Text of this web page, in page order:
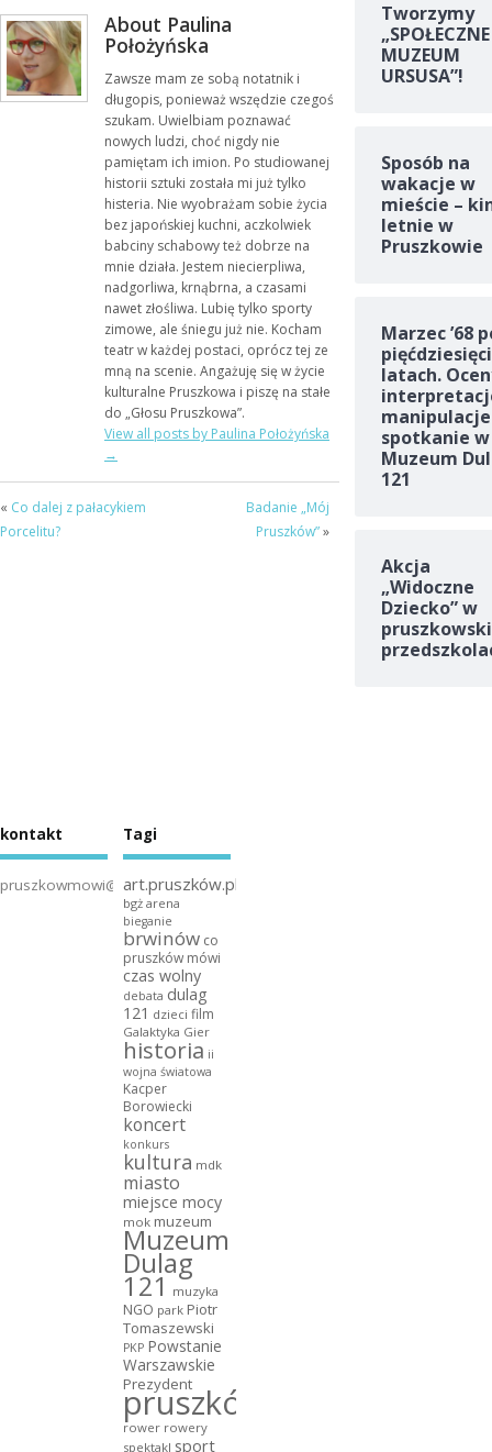
About Paulina
Położyńska
Zawsze mam ze sobą notatnik i
długopis, ponieważ wszędzie czegoś
szukam. Uwielbiam poznawać
nowych ludzi, choć nigdy nie
pamiętam ich imion. Po studiowanej
historii sztuki została mi już tylko
histeria. Nie wyobrażam sobie życia
bez japońskiej kuchni, aczkolwiek
babciny schabowy też dobrze na
mnie działa. Jestem niecierpliwa,
nadgorliwa, krnąbrna, a czasami
nawet złośliwa. Lubię tylko sporty
zimowe, ale śniegu już nie. Kocham
teatr w każdej postaci, oprócz tej ze
mną na scenie. Angażuję się w życie
kulturalne Pruszkowa i piszę na stałe
do „Głosu Pruszkowa”.
View all posts by Paulina Położyńska
→
« Co dalej z pałacykiem
Porcelitu?
Badanie „Mój
Pruszków”»
Tworzymy
„SPOŁECZNE
MUZEUM
URSUSA”!
Sposób na
wakacje w
mieście –
letnie w
Pruszkowie
Marzec ’68
latach.
spotkanie w
Muzeum
121
Akcja
„Widoczne
Dziecko” w
kontakt
pruszkowmowi@gmail.com
Tagi
art.pruszków.pl
bgż arena
bieganie
brwinów co
pruszków mówi
czas wolny
debata dulag
121 dzieci film
Galaktyka Gier
historia ii
wojna światowa
Kacper
Borowiecki
koncert
konkurs
kultura mdk
miasto
miejsce mocy
mok muzeum
Muzeum
Dulag
121 muzyka
NGO park Piotr
Tomaszewski
PKP Powstanie
Warszawskie
Prezydent
pruszków
rower rowery
spektakl sport